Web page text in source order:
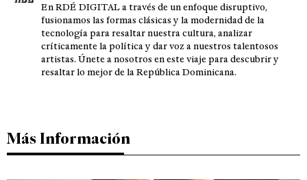
En RDÉ DIGITAL a través de un enfoque disruptivo,
fusionamos las formas clásicas y la modernidad de la
tecnología para resaltar nuestra cultura, analizar
críticamente la política y dar voz a nuestros talentosos
artistas. Únete a nosotros en este viaje para descubrir y
resaltar lo mejor de la República Dominicana.
Más Información